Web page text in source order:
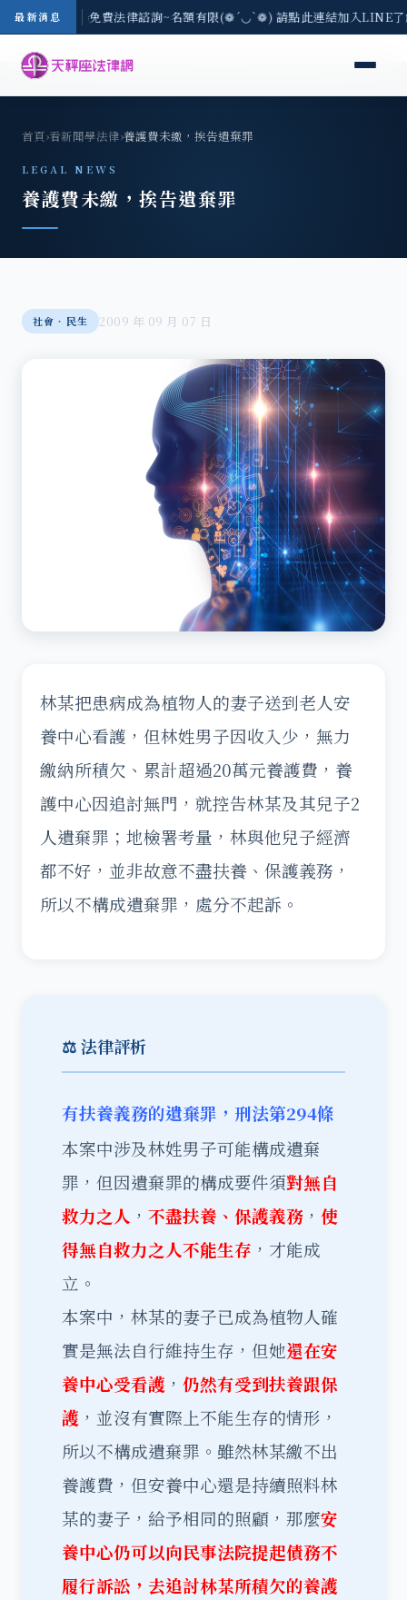
最新消息
-8/3(一) 現場免費法律諮詢~名額有限(❁´◡`❁) 請點此連結加入LINE
首頁›看新聞學法律›養護費未繳，挨告遺棄罪
LEGAL NEWS
養護費未繳，挨告遺棄罪
社會‧民生 2009 年 09 月 07 日
林某把患病成為植物人的妻子送到老人安
養中心看護，但林姓男子因收入少，無力
繳納所積欠、累計超過20萬元養護費，養
護中心因追討無門，就控告林某及其兒子2
人遺棄罪；地檢署考量，林與他兒子經濟
都不好，並非故意不盡扶養、保護義務，
所以不構成遺棄罪，處分不起訴。
⚖️ 法律評析
有扶養義務的遺棄罪，刑法第294條
本案中涉及林姓男子可能構成遺棄
罪，但因遺棄罪的構成要件須對無自
救力之人 ， 不盡扶養、保護義務 ， 使
得無自救力之人不能生存 ，才能成
立。
本案中，林某的妻子已成為植物人確
實是無法自行維持生存，但她還在安
養中心受看護 ， 仍然有受到扶養跟保
護 ，並沒有實際上不能生存的情形，
所以不構成遺棄罪。雖然林某繳不出
養護費，但安養中心還是持續照料林
某的妻子，給予相同的照顧，那麼安
養中心仍可以向民事法院提起債務不
履行訴訟，去追討林某所積欠的養護